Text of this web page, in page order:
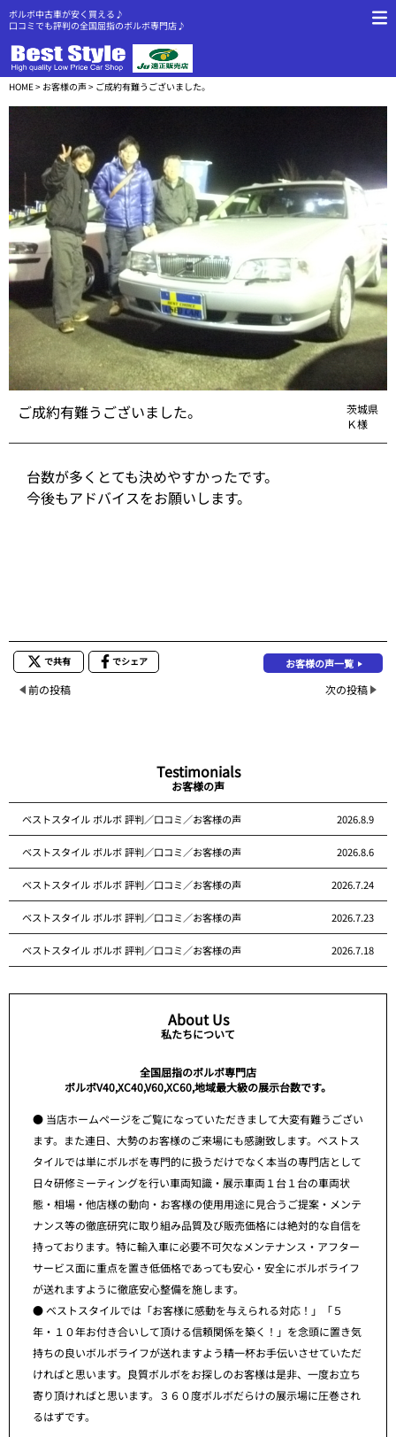
ボルボ中古車が安く買える♪
口コミでも評判の全国屈指のボルボ専門店♪
HOME> お客様の声> ご成約有難うございました。
ご成約有難うございました。
茨城県
Ｋ様
台数が多くとても決めやすかったです。
今後もアドバイスをお願いします。
で共有 でシェア お客様の声一覧
前の投稿 次の投稿
Testimonials
お客様の声
ベストスタイル ボルボ 評判／口コミ／お客様の声 2026.8.9
ベストスタイル ボルボ 評判／口コミ／お客様の声 2026.8.6
ベストスタイル ボルボ 評判／口コミ／お客様の声 2026.7.24
ベストスタイル ボルボ 評判／口コミ／お客様の声 2026.7.23
ベストスタイル ボルボ 評判／口コミ／お客様の声 2026.7.18
About Us
私たちについて
全国屈指のボルボ専門店
ボルボV40,XC40,V60,XC60,地域最大級の展示台数です。
● 当店ホームページをご覧になっていただきまして大変有難うござい
ます。また連日、大勢のお客様のご来場にも感謝致します。ベストス
タイルでは単にボルボを専門的に扱うだけでなく本当の専門店として
日々研修ミーティングを行い車両知識・展示車両１台１台の車両状
態・相場・他店様の動向・お客様の使用用途に見合うご提案・メンテ
ナンス等の徹底研究に取り組み品質及び販売価格には絶対的な自信を
持っております。特に輸入車に必要不可欠なメンテナンス・アフター
サービス面に重点を置き低価格であっても安心・安全にボルボライフ
が送れますように徹底安心整備を施します。
● ベストスタイルでは「お客様に感動を与えられる対応！」「５
年・１０年お付き合いして頂ける信頼関係を築く！」を念頭に置き気
持ちの良いボルボライフが送れますよう精一杯お手伝いさせていただ
ければと思います。良質ボルボをお探しのお客様は是非、一度お立ち
寄り頂ければと思います。３６０度ボルボだらけの展示場に圧巻され
るはずです。